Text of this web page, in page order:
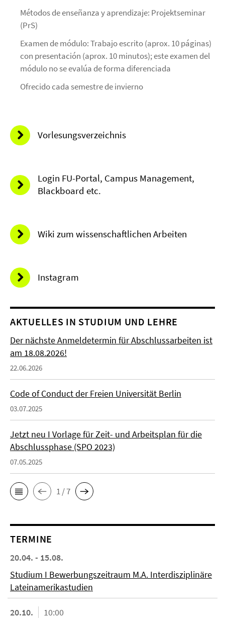
Métodos de enseñanza y aprendizaje: Projektseminar
(PrS)
Examen de módulo: Trabajo escrito (aprox. 10 páginas)
con presentación (aprox. 10 minutos); este examen del
módulo no se evalúa de forma diferenciada
Ofrecido cada semestre de invierno
Vorlesungsverzeichnis
Login FU-Portal, Campus Management,
Blackboard etc.
Wiki zum wissenschaftlichen Arbeiten
Instagram
AKTUELLES IN STUDIUM UND LEHRE
Der nächste Anmeldetermin für Abschlussarbeiten ist
am 18.08.2026!
22.06.2026
Code of Conduct der Freien Universität Berlin
03.07.2025
Jetzt neu I Vorlage für Zeit- und Arbeitsplan für die
Abschlussphase (SPO 2023)
07.05.2025
1 / 7
TERMINE
20.04. - 15.08.
Studium I Bewerbungszeitraum M.A. Interdisziplinäre
Lateinamerikastudien
20.10.
10:00